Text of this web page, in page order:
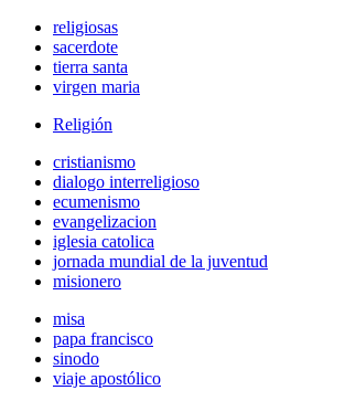
religiosas
sacerdote
tierra santa
virgen maria
Religión
cristianismo
dialogo interreligioso
ecumenismo
evangelizacion
iglesia catolica
jornada mundial de la juventud
misionero
misa
papa francisco
sinodo
viaje apostólico